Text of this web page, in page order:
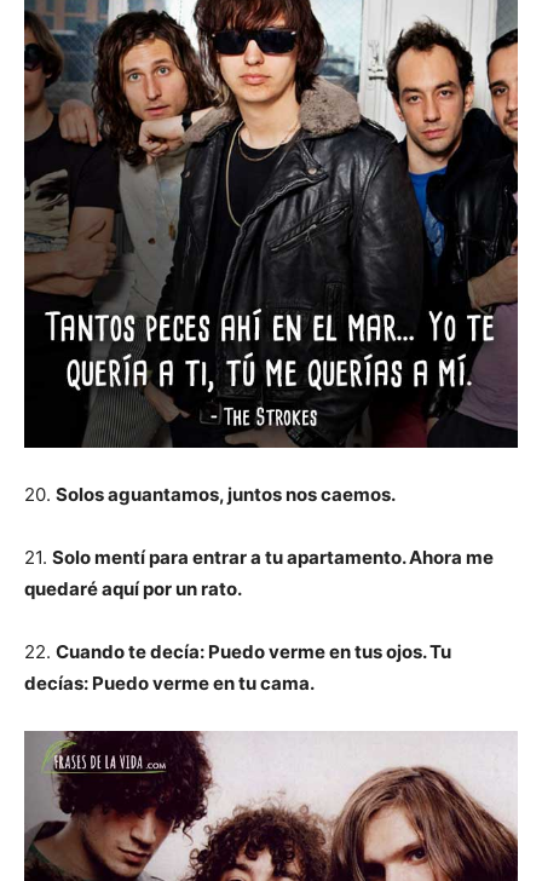
20. Solos aguantamos, juntos nos caemos.
21. Solo mentí para entrar a tu apartamento. Ahora me
quedaré aquí por un rato.
22. Cuando te decía: Puedo verme en tus ojos. Tu
decías: Puedo verme en tu cama.